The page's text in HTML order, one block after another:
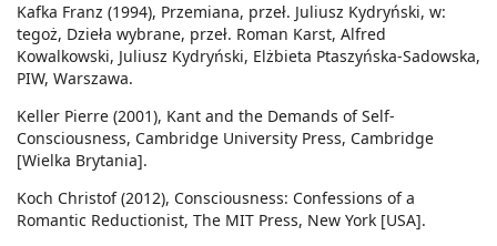
Kafka Franz (1994), Przemiana, przeł. Juliusz Kydryński, w:
tegoż, Dzieła wybrane, przeł. Roman Karst, Alfred
Kowalkowski, Juliusz Kydryński, Elżbieta Ptaszyńska-Sadowska,
PIW, Warszawa.
Keller Pierre (2001), Kant and the Demands of Self-
Consciousness, Cambridge University Press, Cambridge
[Wielka Brytania].
Koch Christof (2012), Consciousness: Confessions of a
Romantic Reductionist, The MIT Press, New York [USA].